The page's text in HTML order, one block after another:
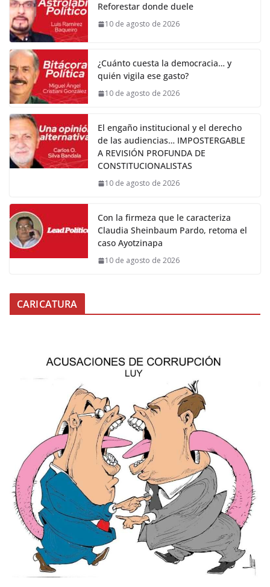
Reforestar donde duele
10 de agosto de 2026
¿Cuánto cuesta la democracia… y
quién vigila ese gasto?
10 de agosto de 2026
El engaño institucional y el derecho
de las audiencias… IMPOSTERGABLE
A REVISIÓN PROFUNDA DE
CONSTITUCIONALISTAS
10 de agosto de 2026
Con la firmeza que le caracteriza
Claudia Sheinbaum Pardo, retoma el
caso Ayotzinapa
10 de agosto de 2026
CARICATURA